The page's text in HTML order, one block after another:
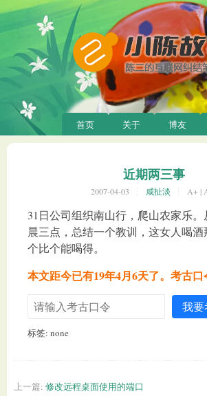
首页 关于 博友
近期两三事
2007-04-03 咸扯淡 A+ |
31日公司组织南山行，爬山农家乐
晨三点，总结一个教训，这女人喝酒
个比个能喝得。
本文距今已有19年4月6天了。考古口
我要
标签: none
上一篇: 修改远程桌面使用的端口